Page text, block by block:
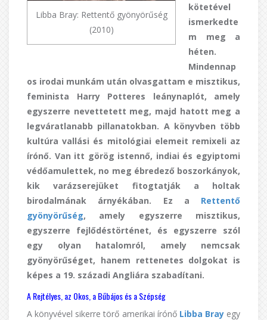
Libba Bray: Rettentő gyönyörűség
(2010)
kötetével
ismerkedte
m meg a
héten.
Mindennap
os irodai munkám után olvasgattam e misztikus,
feminista Harry Potteres leánynaplót, amely
egyszerre nevettetett meg, majd hatott meg a
legváratlanabb pillanatokban. A könyvben több
kultúra vallási és mitológiai elemeit remixeli az
írónő. Van itt görög istennő, indiai és egyiptomi
védőamulettek, no meg ébredező boszorkányok,
kik varázserejüket fitogtatják a holtak
birodalmának árnyékában. Ez a Rettentő
gyönyörűség, amely egyszerre misztikus,
egyszerre fejlődéstörténet, és egyszerre szól
egy olyan hatalomról, amely nemcsak
gyönyörűséget, hanem rettenetes dolgokat is
képes a 19. századi Angliára szabadítani.
A Rejtélyes, az Okos, a Bűbájos és a Szépség
A könyvével sikerre törő amerikai írónő Libba Bray egy